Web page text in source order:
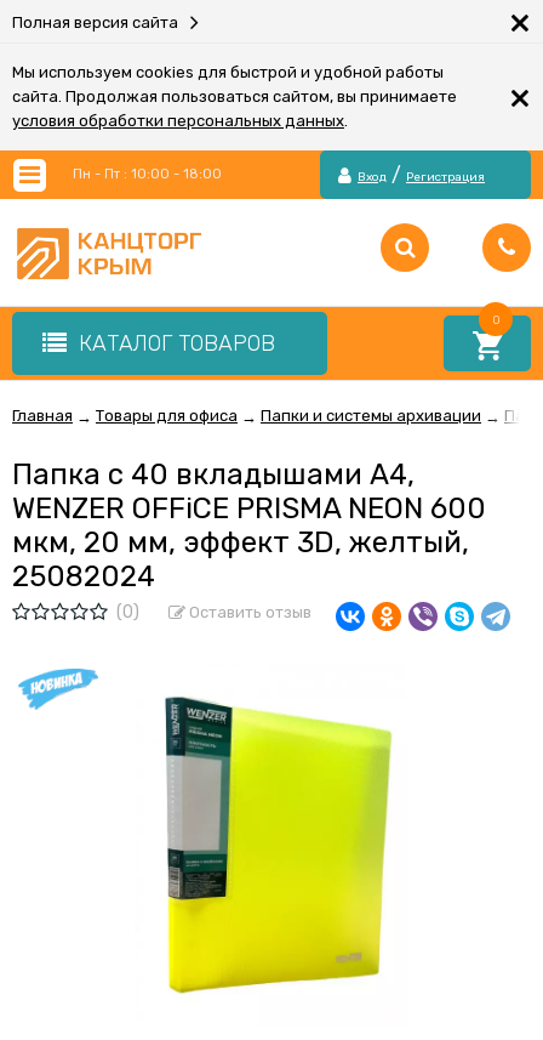
Полная версия сайта ×
Мы используем cookies для быстрой и удобной работы
сайта. Продолжая пользоваться сайтом, вы принимаете
условия обработки персональных данных.
×
Пн - Пт : 10:00 - 18:00 Вход / Регистрация
КАТАЛОГ ТОВАРОВ
0
Главная → Товары для офиса → Папки и системы архивации →
Папка с 40 вкладышами А4,
WENZER OFFiCE PRISMA NEON 600
мкм, 20 мм, эффект 3D, желтый,
25082024
(0) Оставить отзыв